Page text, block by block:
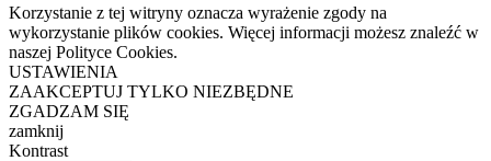
Korzystanie z tej witryny oznacza wyrażenie zgody na
wykorzystanie plików cookies. Więcej informacji możesz znaleźć w
naszej Polityce Cookies.
USTAWIENIA
ZAAKCEPTUJ TYLKO NIEZBĘDNE
ZGADZAM SIĘ
zamknij
Kontrast